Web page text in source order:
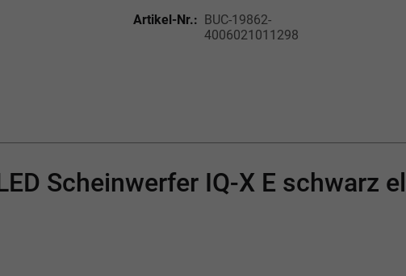
Artikel-Nr.: BUC-19862-
4006021011298
Scheinwerfer IQ-X E schwarz